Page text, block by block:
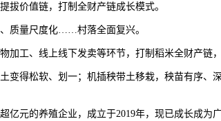
价值链，打制全财产链成长模式。
质量尺度化……村落全面复兴。
工、线上线下发卖等环节，打制稻米全财产链，
得松软、划一；机插秧带土移栽，秧苗有序、
元的养殖企业，成立于2019年，现已成长成为广